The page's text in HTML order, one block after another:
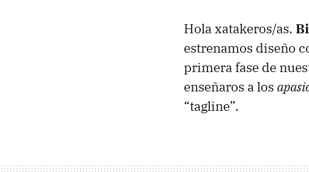
Hola xatakeros/as.
estrenamos diseño
primera fase de
enseñaros a los
“tagline”.